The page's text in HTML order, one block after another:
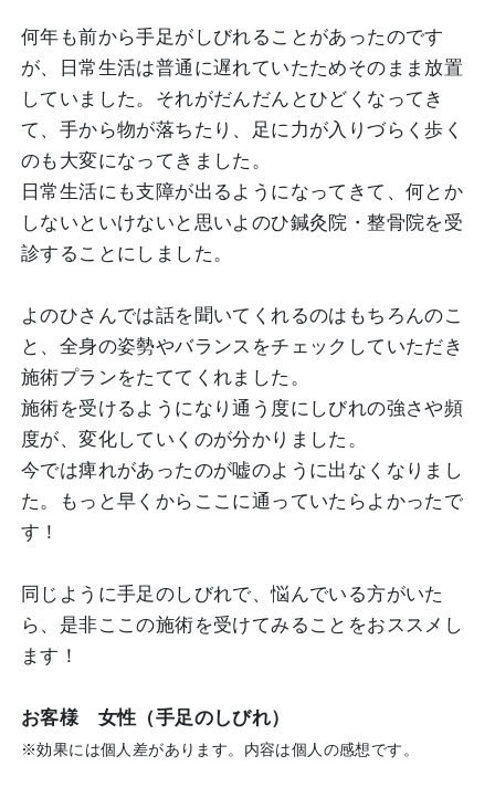
何年も前から手足がしびれることがあったのです
が、日常生活は普通に遅れていたためそのまま放置
していました。それがだんだんとひどくなってき
て、手から物が落ちたり、足に力が入りづらく歩く
のも大変になってきました。
日常生活にも支障が出るようになってきて、何とか
しないといけないと思いよのひ鍼灸院・整骨院を受
診することにしました。
よのひさんでは話を聞いてくれるのはもちろんのこ
と、全身の姿勢やバランスをチェックしていただき
施術プランをたててくれました。
施術を受けるようになり通う度にしびれの強さや頻
度が、変化していくのが分かりました。
今では痺れがあったのが嘘のように出なくなりまし
た。もっと早くからここに通っていたらよかったで
す！
同じように手足のしびれで、悩んでいる方がいた
ら、是非ここの施術を受けてみることをおススメし
ます！
お客様 女性（手足のしびれ）
※効果には個人差があります。内容は個人の感想です。